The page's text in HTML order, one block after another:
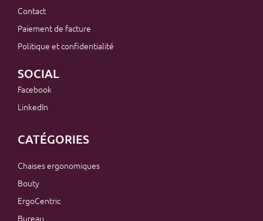
Contact
Paiement de facture
Politique et confidentialité
SOCIAL
Facebook
LinkedIn
CATÉGORIES
Chaises ergonomiques
Bouty
ErgoCentric
Bureau